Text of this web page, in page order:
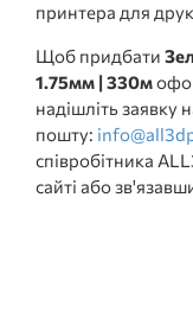
принтера для
Щоб придбати
1.75мм | 330м
надішліть заявку
пошту:
співробітника
сайті або